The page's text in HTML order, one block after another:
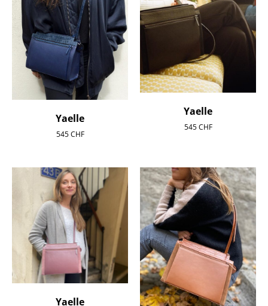
Yaelle
545CHF
Yaelle
545CHF
Yaelle